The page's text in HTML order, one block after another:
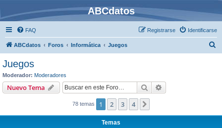
ABCdatos
FAQ Identificarse
Registrarse
ABCdatos Foros Informática Juegos
Juegos
Moderador: Moderadores
Nuevo Tema Buscar
78 temas 1 2 3 4
Temas